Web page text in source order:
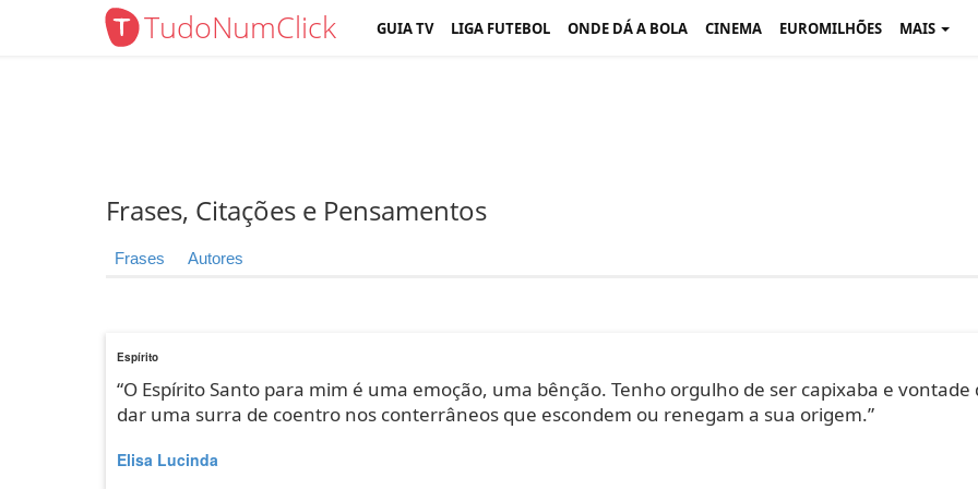
TudoNumClick GUIA TV LIGA FUTEBOL ONDE DÁ A BOLA CINEMA EUROMILHÕES MAIS
Frases, Citações e Pensamentos
Frases Autores
Espírito
“O Espírito Santo para mim é uma emoção, uma bênção. Tenho orgulho de ser capixaba e vontade
dar uma surra de coentro nos conterrâneos que escondem ou renegam a sua origem.”
Elisa Lucinda